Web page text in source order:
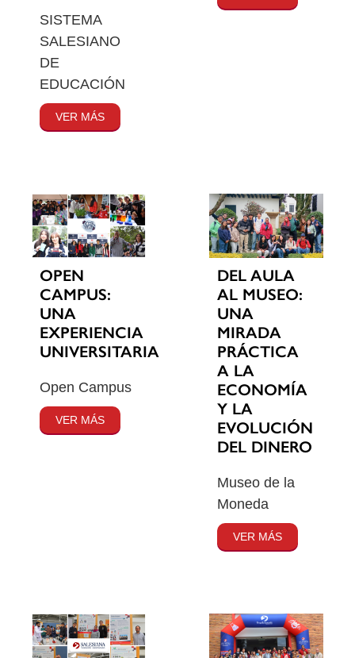
SISTEMA
SALESIANO
DE
EDUCACIÓN
VER MÁS
OPEN
CAMPUS:
UNA
EXPERIENCIA
UNIVERSITARIA
Open Campus
VER MÁS
DEL AULA
AL MUSEO:
UNA
MIRADA
PRÁCTICA
A LA
ECONOMÍA
Y LA
EVOLUCIÓN
DEL DINERO
Museo de la
Moneda
VER MÁS